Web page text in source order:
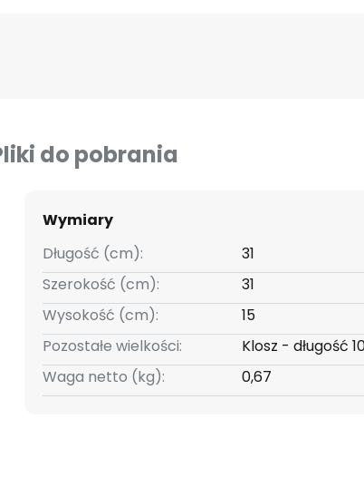
do pobrania
Wymiary
Długość (cm):
31
Szerokość (cm):
31
Wysokość (cm):
15
Pozostałe wielkości:
Klosz - długość
Waga netto (kg):
0,67